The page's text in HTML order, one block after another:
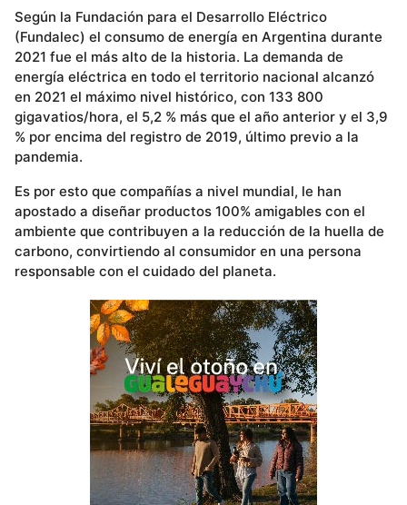
Según la Fundación para el Desarrollo Eléctrico
(Fundalec) el consumo de energía en Argentina durante
2021 fue el más alto de la historia. La demanda de
energía eléctrica en todo el territorio nacional alcanzó
en 2021 el máximo nivel histórico, con 133 800
gigavatios/hora, el 5,2 % más que el año anterior y el 3,9
% por encima del registro de 2019, último previo a la
pandemia.
Es por esto que compañías a nivel mundial, le han
apostado a diseñar productos 100% amigables con el
ambiente que contribuyen a la reducción de la huella de
carbono, convirtiendo al consumidor en una persona
responsable con el cuidado del planeta.